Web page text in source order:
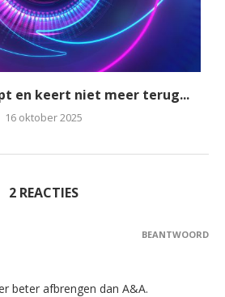
en keert niet meer terug...
16 oktober 2025
2 REACTIES
beter afbrengen dan A&A.
BEANTWOORD